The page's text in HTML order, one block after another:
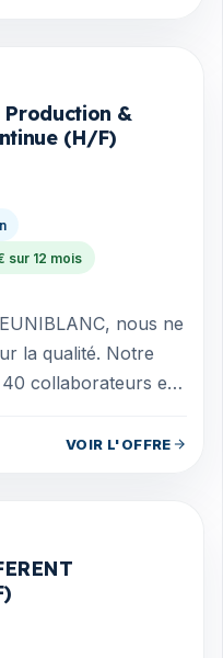
Production &
(H/F)
sur 12 mois
la qualité. Notre
collaborateurs est
VOIR L'OFFRE